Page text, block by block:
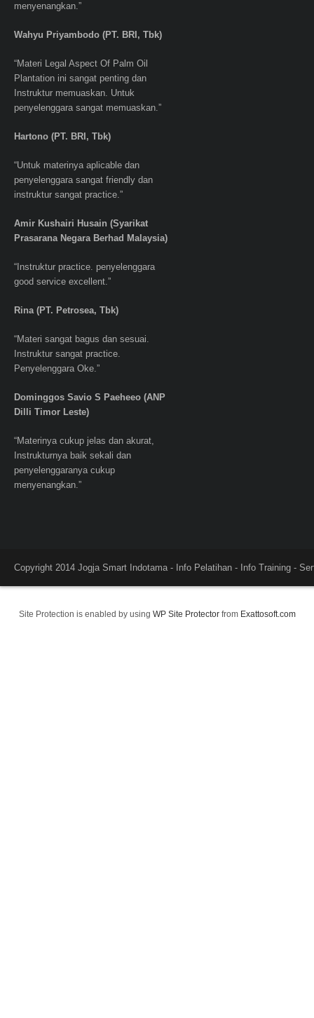
menyenangkan.”
Wahyu Priyambodo (PT. BRI, Tbk)
“Materi Legal Aspect Of Palm Oil
Plantation ini sangat penting dan
Instruktur memuaskan. Untuk
penyelenggara sangat memuaskan.”
Hartono (PT. BRI, Tbk)
“Untuk materinya aplicable dan
penyelenggara sangat friendly dan
instruktur sangat practice.”
Amir Kushairi Husain (Syarikat
Prasarana Negara Berhad Malaysia)
“Instruktur practice. penyelenggara
good service excellent.”
Rina (PT. Petrosea, Tbk)
“Materi sangat bagus dan sesuai.
Instruktur sangat practice.
Penyelenggara Oke.”
Dominggos Savio S Paeheeo (ANP
Dilli Timor Leste)
“Materinya cukup jelas dan akurat,
Instrukturnya baik sekali dan
penyelenggaranya cukup
menyenangkan.”
Copyright 2014 Jogja Smart Indotama - Info Pelatihan - Info Training -
Site Protection is enabled by using WP Site Protectorfrom Exattosoft.com